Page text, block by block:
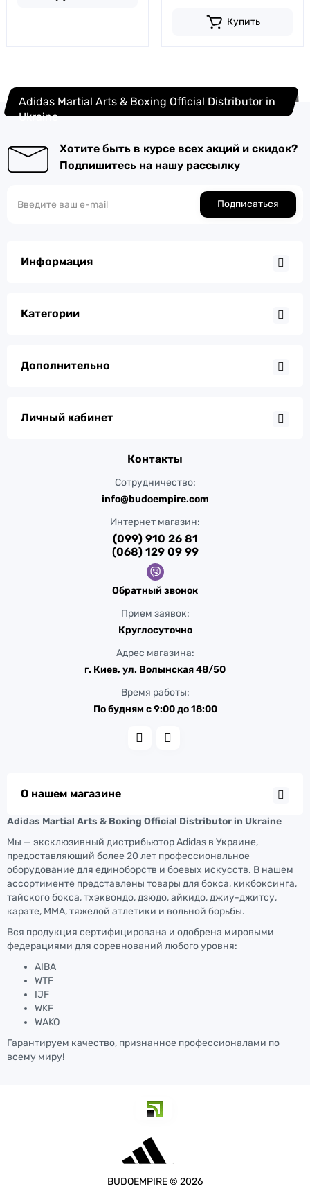
Купить
Adidas Martial Arts & Boxing Official Distributor in
Ukraine
Хотите быть в курсе всех акций и скидок?
Подпишитесь на нашу рассылку
Подписаться
Информация
Категории
Дополнительно
Личный кабинет
Контакты
Сотрудничество:
info@budoempire.com
Интернет магазин:
(099) 910 26 81
(068) 129 09 99
Обратный звонок
Прием заявок:
Круглосуточно
Адрес магазина:
г. Киев, ул. Волынская 48/50
Время работы:
По будням с 9:00 до 18:00
О нашем магазине
Adidas Martial Arts & Boxing Official Distributor in Ukraine
Мы — эксклюзивный дистрибьютор Adidas в Украине,
предоставляющий более 20 лет профессиональное
оборудование для единоборств и боевых искусств. В нашем
ассортименте представлены товары для бокса, кикбоксинга,
тайского бокса, тхэквондо, дзюдо, айкидо, джиу-джитсу,
карате, ММА, тяжелой атлетики и вольной борьбы.
Вся продукция сертифицирована и одобрена мировыми
федерациями для соревнований любого уровня:
AIBA
WTF
IJF
WKF
WAKO
Гарантируем качество, признанное профессионалами по
всему миру!
BUDOEMPIRE © 2026